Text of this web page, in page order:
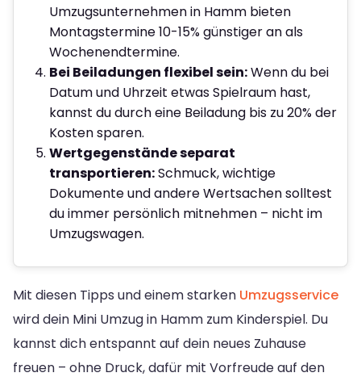
Umzugsunternehmen in Hamm bieten
Montagstermine 10-15% günstiger an als
Wochenendtermine.
Bei Beiladungen flexibel sein:Wenn du bei
Datum und Uhrzeit etwas Spielraum hast,
kannst du durch eine Beiladung bis zu 20% der
Kosten sparen.
Wertgegenstände separat
transportieren:Schmuck, wichtige
Dokumente und andere Wertsachen solltest
du immer persönlich mitnehmen – nicht im
Umzugswagen.
Mit diesen Tipps und einem starken Umzugsservice
wird dein Mini Umzug in Hamm zum Kinderspiel. Du
kannst dich entspannt auf dein neues Zuhause
freuen – ohne Druck, dafür mit Vorfreude auf den